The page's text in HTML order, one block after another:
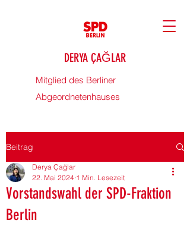
DERYA ÇAĞLAR
Mitglied des Berliner
Abgeordnetenhauses
Beitrag
Vorstandswahl der SPD-Fraktion
Berlin
Derya Çağlar
22. Mai 2024 1 Min. Lesezeit